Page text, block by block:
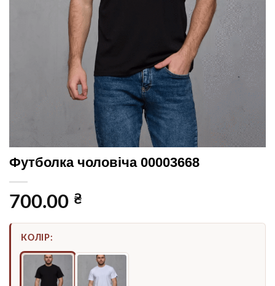
Футболка чоловіча 00003668
700.00 ₴
КОЛІР: